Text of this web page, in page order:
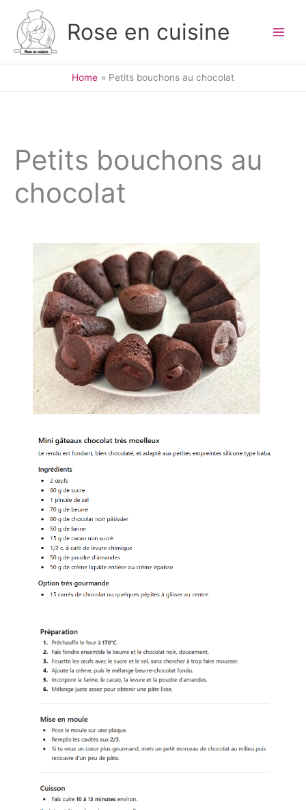
content
Rose en cuisine
Home Petits bouchons au chocolat
Petits bouchons au
chocolat